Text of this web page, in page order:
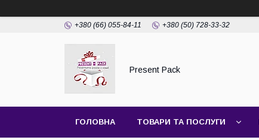
+380 (66) 055-84-11 +380 (50) 728-33-32
Present Pack
ГОЛОВНА ТОВАРИ ТА ПОСЛУГИ